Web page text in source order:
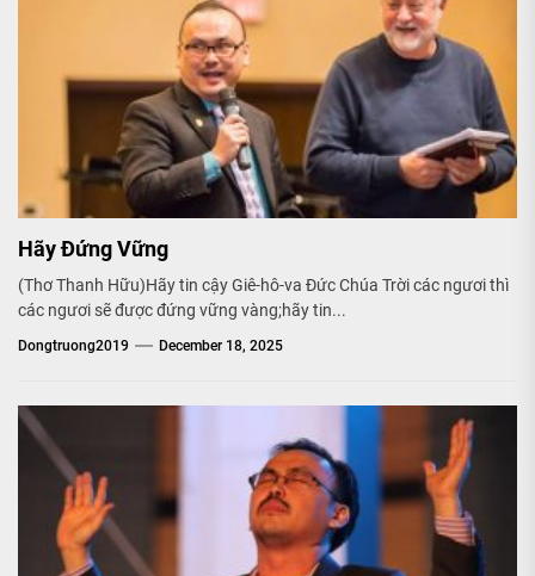
Hãy Đứng Vững
(Thơ Thanh Hữu)Hãy tin cậy Giê-hô-va Đức Chúa Trời các ngươi thì
các ngươi sẽ được đứng vững vàng;hãy tin...
Dongtruong2019 December 18, 2025